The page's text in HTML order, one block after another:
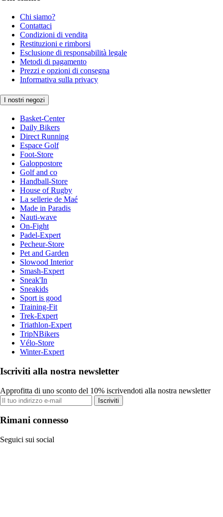
Chi siamo?
Contattaci
Condizioni di vendita
Restituzioni e rimborsi
Esclusione di responsabilità legale
Metodi di pagamento
Prezzi e opzioni di consegna
Informativa sulla privacy
I nostri negozi
Basket-Center
Daily Bikers
Direct Running
Espace Golf
Foot-Store
Galoppostore
Golf and co
Handball-Store
House of Rugby
La sellerie de Maé
Made in Paradis
Nauti-wave
On-Fight
Padel-Expert
Pecheur-Store
Pet and Garden
Slowood Interior
Smash-Expert
Sneak'In
Sneakids
Sport is good
Training-Fit
Trek-Expert
Triathlon-Expert
TripNBikers
Vélo-Store
Winter-Expert
Iscriviti alla nostra newsletter
Approfitta di uno sconto del 10% iscrivendoti alla nostra newsletter
Iscriviti
Rimani connesso
Seguici sui social